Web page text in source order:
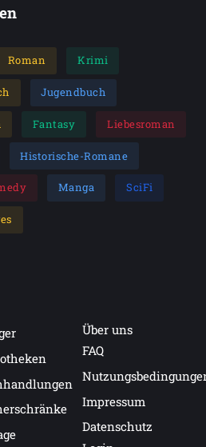
Roman Krimi
Jugendbuch
Fantasy Liebesroman
Historische-Romane
Manga SciFi
Über uns
FAQ
Impressum
Datenschutz